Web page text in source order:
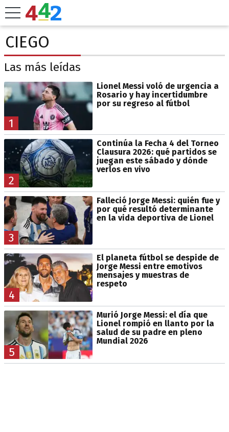
CIEGO
Las más leídas
1
Lionel Messi voló de urgencia a
Rosario y hay incertidumbre
por su regreso al fútbol
2
Continúa la Fecha 4 del Torneo
Clausura 2026: qué partidos se
juegan este sábado y dónde
verlos en vivo
3
Falleció Jorge Messi: quién fue y
por qué resultó determinante
en la vida deportiva de Lionel
4
El planeta fútbol se despide de
Jorge Messi entre emotivos
mensajes y muestras de
respeto
5
Murió Jorge Messi: el día que
Lionel rompió en llanto por la
salud de su padre en pleno
Mundial 2026